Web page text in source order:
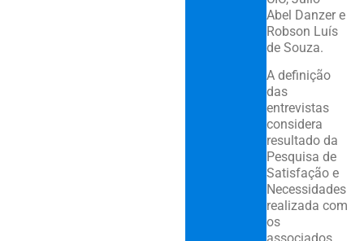
Abel Danzer e
Robson Luís
de Souza.
A definição
das
entrevistas
considera
resultado da
Pesquisa de
Satisfação e
Necessidades
realizada com
os